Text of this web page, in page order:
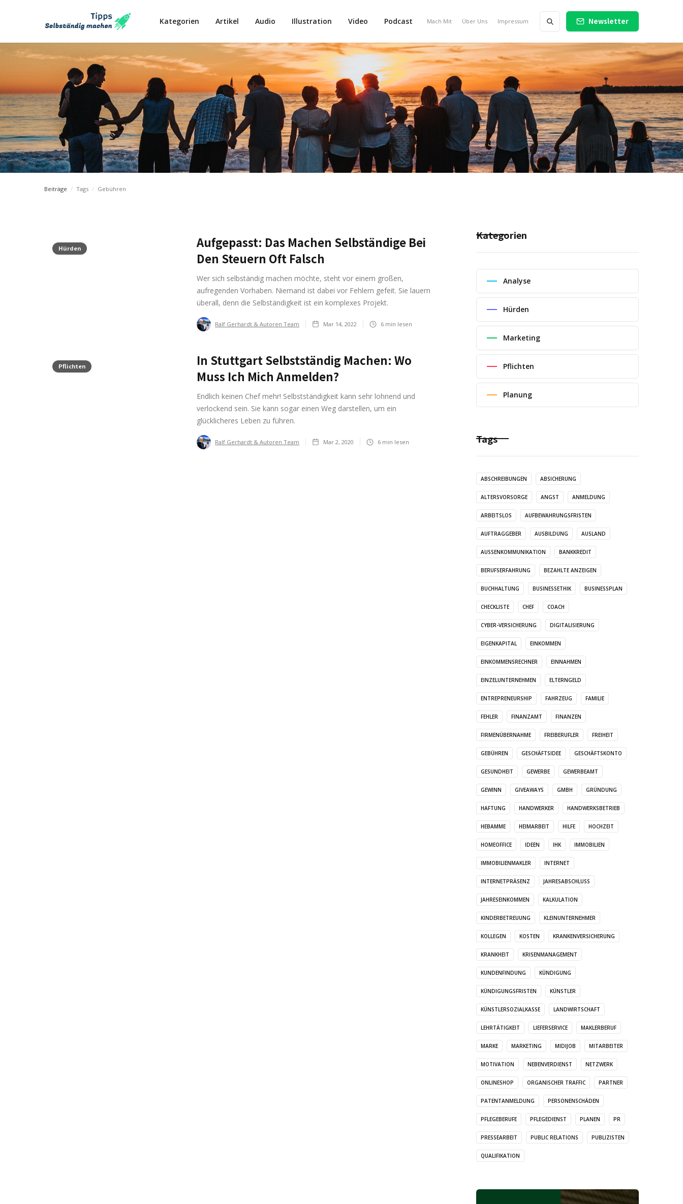
Kategorien Artikel Audio Illustration Video Podcast Mach Mit Über Uns Impressum Newsletter
Beiträge / Tags / Gebühren
Hürden
Aufgepasst: Das Machen Selbständige Bei
Den Steuern Oft Falsch
Wer sich selbständig machen möchte, steht vor einem großen,
aufregenden Vorhaben. Niemand ist dabei vor Fehlern gefeit. Sie lauern
überall, denn die Selbständigkeit ist ein komplexes Projekt.
Ralf Gerhardt & Autoren Team Mar 14, 2022 6 min lesen
Pflichten
In Stuttgart Selbstständig Machen: Wo
Muss Ich Mich Anmelden?
Endlich keinen Chef mehr! Selbstständigkeit kann sehr lohnend und
verlockend sein. Sie kann sogar einen Weg darstellen, um ein
glücklicheres Leben zu führen.
Ralf Gerhardt & Autoren Team Mar 2, 2020 6 min lesen
Kategorien
Analyse
Hürden
Marketing
Pflichten
Planung
Tags
ABSCHREIBUNGEN ABSICHERUNG
ALTERSVORSORGE ANGST ANMELDUNG
ARBEITSLOS AUFBEWAHRUNGSFRISTEN
AUFTRAGGEBER AUSBILDUNG AUSLAND
AUSSENKOMMUNIKATION BANKKREDIT
BERUFSERFAHRUNG BEZAHLTE ANZEIGEN
BUCHHALTUNG BUSINESSETHIK BUSINESSPLAN
CHECKLISTE CHEF COACH
CYBER-VERSICHERUNG DIGITALISIERUNG
EIGENKAPITAL EINKOMMEN
EINKOMMENSRECHNER EINNAHMEN
EINZELUNTERNEHMEN ELTERNGELD
ENTREPRENEURSHIP FAHRZEUG FAMILIE
FEHLER FINANZAMT FINANZEN
FIRMENÜBERNAHME FREIBERUFLER FREIHEIT
GEBÜHREN GESCHÄFTSIDEE GESCHÄFTSKONTO
GESUNDHEIT GEWERBE GEWERBEAMT
GEWINN GIVEAWAYS GMBH GRÜNDUNG
HAFTUNG HANDWERKER HANDWERKSBETRIEB
HEBAMME HEIMARBEIT HILFE HOCHZEIT
HOMEOFFICE IDEEN IHK IMMOBILIEN
IMMOBILIENMAKLER INTERNET
INTERNETPRÄSENZ JAHRESABSCHLUSS
JAHRESEINKOMMEN KALKULATION
KINDERBETREUUNG KLEINUNTERNEHMER
KOLLEGEN KOSTEN KRANKENVERSICHERUNG
KRANKHEIT KRISENMANAGEMENT
KUNDENFINDUNG KÜNDIGUNG
KÜNDIGUNGSFRISTEN KÜNSTLER
KÜNSTLERSOZIALKASSE LANDWIRTSCHAFT
LEHRTÄTIGKEIT LIEFERSERVICE MAKLERBERUF
MARKE MARKETING MIDIJOB MITARBEITER
MOTIVATION NEBENVERDIENST NETZWERK
ONLINESHOP ORGANISCHER TRAFFIC PARTNER
PATENTANMELDUNG PERSONENSCHÄDEN
PFLEGEBERUFE PFLEGEDIENST PLANEN PR
PRESSEARBEIT PUBLIC RELATIONS PUBLIZISTEN
QUALIFIKATION